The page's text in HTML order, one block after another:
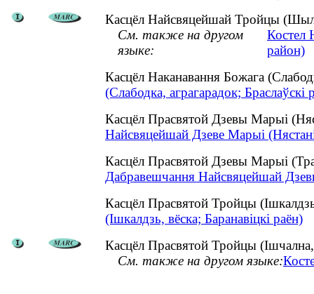
Касцёл Найсвяцейшай Тройцы
См. также на другом
языке:
Костел
район)
Касцёл Наканавання Божага
(Слабодка, аграгарадок; Браслаўскі
Касцёл Прасвятой Дзевы Марыі
Найсвяцейшай Дзеве Марыі
Касцёл Прасвятой Дзевы Марыі
Дабравешчання Найсвяцейшай
Касцёл Прасвятой Тройцы
(Ішкалдзь, вёска; Баранавіцкі раён)
Касцёл Прасвятой Тройцы
См. также на другом языке: